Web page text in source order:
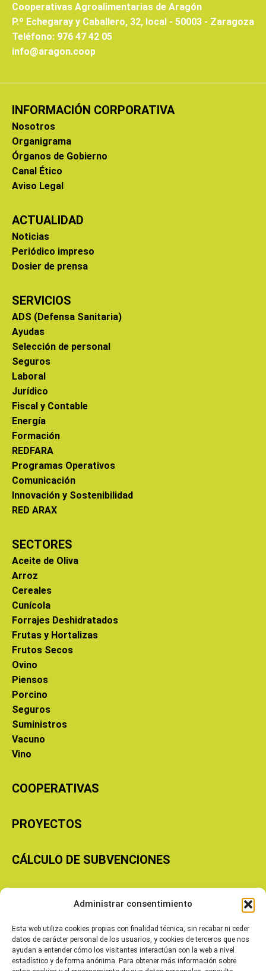
Administrar consentimiento
Esta web utiliza cookies propias con finalidad técnica, sin recabar ni ceder
datos de carácter personal de los usuarios, y cookies de terceros que nos
ayudan a entender cómo los visitantes interactúan con la web a nivel
estadístico y de forma anónima. Para obtener más información sobre
Cooperativas Agroalimentarias de Aragón
P.º Echegaray y Caballero, 32, local - 50003 - Zaragoza
Teléfono: 976 47 42 05
info@aragon.coop
INFORMACIÓN CORPORATIVA
Nosotros
Organigrama
Órganos de Gobierno
Canal Ético
Aviso Legal
ACTUALIDAD
Noticias
Periódico impreso
Dosier de prensa
SERVICIOS
ADS (Defensa Sanitaria)
Ayudas
Selección de personal
Seguros
Laboral
Jurídico
Fiscal y Contable
Energía
Formación
REDFARA
Programas Operativos
Comunicación
Innovación y Sostenibilidad
RED ARAX
SECTORES
Aceite de Oliva
Arroz
Cereales
Cunícola
Forrajes Deshidratados
Frutas y Hortalizas
Frutos Secos
Ovino
Piensos
Porcino
Seguros
Suministros
Vacuno
Vino
COOPERATIVAS
PROYECTOS
CÁLCULO DE SUBVENCIONES